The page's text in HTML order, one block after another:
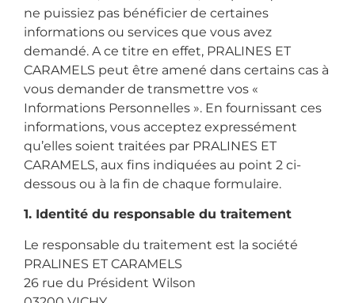
ne puissiez pas bénéficier de certaines
informations ou services que vous avez
demandé. A ce titre en effet, PRALINES ET
CARAMELS peut être amené dans certains cas à
vous demander de transmettre vos «
Informations Personnelles ». En fournissant ces
informations, vous acceptez expressément
qu’elles soient traitées par PRALINES ET
CARAMELS, aux fins indiquées au point 2 ci-
dessous ou à la fin de chaque formulaire.
1. Identité du responsable du traitement
Le responsable du traitement est la société
PRALINES ET CARAMELS
26 rue du Président Wilson